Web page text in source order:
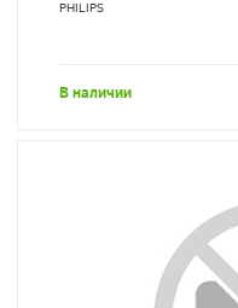
PHILIPS
В наличии